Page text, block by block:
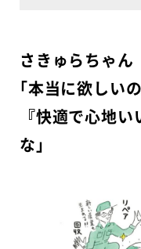
さきゅらちゃん
｢本当に欲しい
『快適で心地
な」